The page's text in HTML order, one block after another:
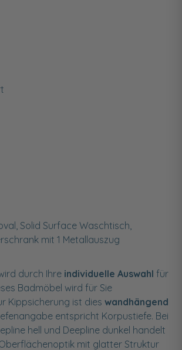
Solid Surface Waschtisch,
mit 1 Metallauszug
durch Ihre individuelle Auswahl für
Badmöbel wird für Sie
Kippsicherung ist dies wandhängend
entspricht Korpustiefe. Bei
hell und Deepline dunkel handelt
mit glatter Struktur